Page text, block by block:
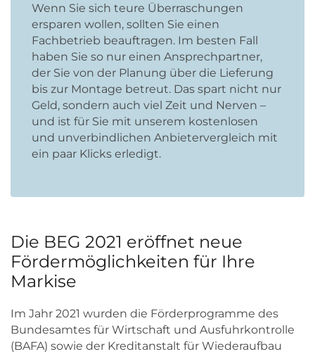
Wenn Sie sich teure Überraschungen
ersparen wollen, sollten Sie einen
Fachbetrieb beauftragen. Im besten Fall
haben Sie so nur einen Ansprechpartner,
der Sie von der Planung über die Lieferung
bis zur Montage betreut. Das spart nicht nur
Geld, sondern auch viel Zeit und Nerven –
und ist für Sie mit unserem kostenlosen
und unverbindlichen Anbietervergleich mit
ein paar Klicks erledigt.
Die BEG 2021 eröffnet neue
Fördermöglichkeiten für Ihre
Markise
Im Jahr 2021 wurden die Förderprogramme des
Bundesamtes für Wirtschaft und Ausfuhrkontrolle
(BAFA) sowie der Kreditanstalt für Wiederaufbau